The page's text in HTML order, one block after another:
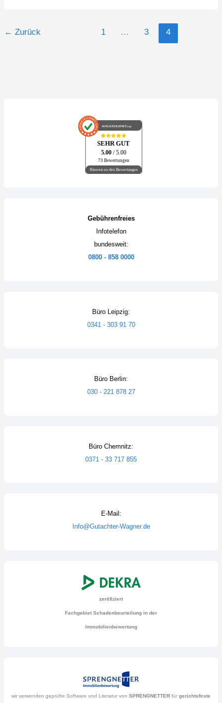
← Zurück 1 … 3 4
AUSGEZEICHNET.org
SEHR GUT
5.00 / 5.00
73 Bewertungen
Hinweis zu den Bewertungen
Gebührenfreies
Infotelefon
bundesweit:
0800 - 858 0000
Büro Leipzig:
0341 - 303 91 70
Büro Berlin:
030 - 221 878 27
Büro Chemnitz:
0371 - 33 717 855
E-Mail:
Info@Gutachter-Wagner.de
zertifiziert
Fachgebiet Schadenbeurteilung in der
Immobilienbewertung
wir verwenden geprüfte Software und Literatur von SPRENGNETTER für gerichtsfeste